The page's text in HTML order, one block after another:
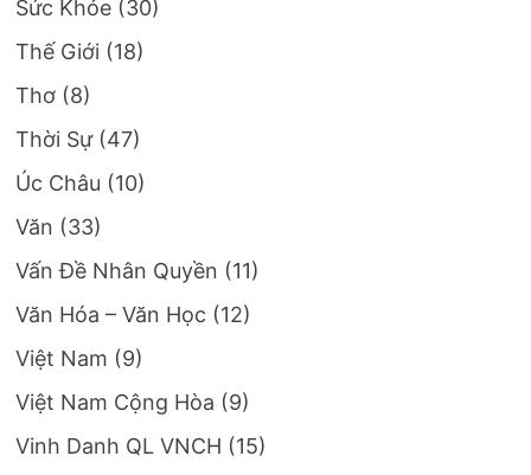
Sức Khỏe (30)
Thế Giới (18)
Thơ (8)
Thời Sự(47)
Úc Châu (10)
Văn (33)
Vấn Đề Nhân Quyền (11)
Văn Hóa – Văn Học (12)
Việt Nam (9)
Việt Nam Cộng Hòa (9)
Vinh Danh QL VNCH (15)